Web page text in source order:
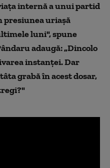
internă a unui partid
presiunea uriașă
luni", spune
adaugă: „Dincolo
instanței. Dar
grabă în acest dosar,